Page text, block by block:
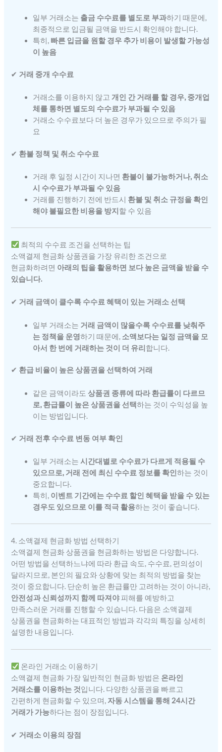
일부 거래소는 출금 수수료를 별도로 부과하기 때문에,
최종적으로 입금될 금액을 반드시 확인해야 합니다.
특히, 빠른 입금을 원할 경우 추가 비용이 발생할 가능성
이 높음
✔ 거래 중개 수수료
거래소를 이용하지 않고개인 간 거래를 할 경우, 중개업
체를 통하면 별도의 수수료가 부과될 수 있음
거래소 수수료보다 더 높은 경우가 있으므로 주의가 필
요
✔ 환불 정책 및 취소 수수료
거래 후 일정 시간이 지나면 환불이 불가능하거나, 취소
시 수수료가 부과될 수 있음
거래를 진행하기 전에 반드시 환불 및 취소 규정을 확인
해야 불필요한 비용을 방지 할 수 있음
최적의 수수료 조건을 선택하는 팁
소액결제 현금화 상품권을 가장 유리한 조건으로
현금화하려면 아래의 팁을 활용하면 보다 높은 금액을 받을 수
있습니다.
✔ 거래 금액이 클수록 수수료 혜택이 있는 거래소 선택
일부 거래소는 거래 금액이 많을수록 수수료를 낮춰주
는 정책을 운영하기 때문에, 소액보다는 일정 금액을 모
아서 한 번에 거래하는 것이 더 유리 합니다.
✔ 환급 비율이 높은 상품권을 선택하여 거래
같은 금액이라도상품권 종류에 따라 환급률이 다르므
로, 환급률이 높은 상품권을 선택하는 것이 수익성을 높
이는 방법입니다.
✔ 거래 전후 수수료 변동 여부 확인
일부 거래소는시간대별로 수수료가 다르게 적용될 수
있으므로, 거래 전에 최신 수수료 정보를 확인하는 것이
중요합니다.
특히, 이벤트 기간에는 수수료 할인 혜택을 받을 수 있는
경우도 있으므로 이를 적극 활용하는 것이 좋습니다.
4. 소액결제 현금화 방법 선택하기
소액결제 현금화 상품권을 현금화하는 방법은 다양합니다.
어떤 방법을 선택하느냐에 따라 환급 속도, 수수료, 편의성이
달라지므로, 본인의 필요와 상황에 맞는 최적의 방법을 찾는
것이 중요합니다. 단순히 높은 환급률만 고려하는 것이 아니라,
안전성과 신뢰성까지 함께 따져야피해를 예방하고
만족스러운 거래를 진행할 수 있습니다. 다음은 소액결제
상품권을 현금화하는 대표적인 방법과 각각의 특징을 상세히
설명한 내용입니다.
온라인 거래소 이용하기
소액결제 현금화 가장 일반적인 현금화 방법은 온라인
거래소를 이용하는 것입니다. 다양한 상품권을 빠르고
간편하게 현금화할 수 있으며, 자동 시스템을 통해 24시간
거래가 가능하다는 점이 장점입니다.
✔ 거래소 이용의 장점